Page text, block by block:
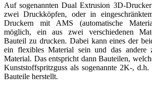
Auf sogenannten Dual Extrusion 3D-
zwei Druckköpfen, oder in
Druckern mit AMS (automatische
möglich, ein aus zwei verschiedenen
Bauteil zu drucken. Dabei kann eines der
ein flexibles Material sein und das andere
Material. Das entspricht dann Bauteilen,
Kunststoffspritzguss als sogenannte 2K-,
Bauteile herstellt.